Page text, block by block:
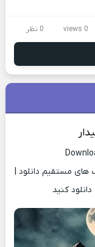
0 views 0 نظر
مستقیم دانلود |
کنید